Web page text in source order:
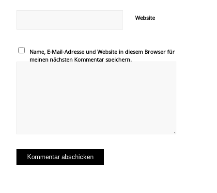
Website
Name, E-Mail-Adresse und Website in diesem Browser für
meinen nächsten Kommentar speichern.